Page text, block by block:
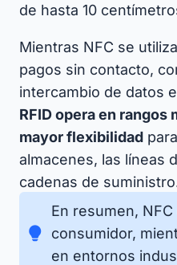
de hasta 10
Mientras NFC se
pagos sin contacto,
intercambio de datos
RFID opera en rangos
mayor flexibilidad
almacenes, las líneas
cadenas de
En resumen,
consumidor,
en entornos